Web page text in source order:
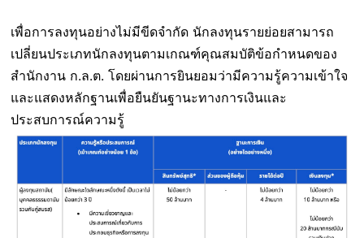
เพื่อการลงทุนอย่างไม่มีขีดจำกัด นักลงทุนรายย่อยสามารถ
เปลี่ยนประเภทนักลงทุนตามเกณฑ์คุณสมบัติข้อกำหนดของ
สำนักงาน ก.ล.ต. โดยผ่านการยินยอมว่ามีความรู้ความเข้าใจ
และแสดงหลักฐานเพื่อยืนยันฐานะทางการเงินและ
ประสบการณ์ความรู้